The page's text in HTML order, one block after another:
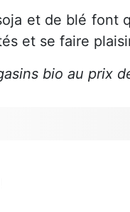
et de blé font
et se faire
bio au prix